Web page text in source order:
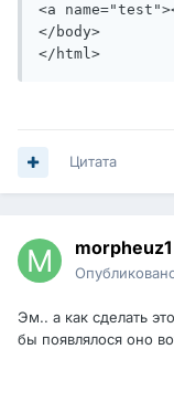
<a
</body>
</html>
Цитата
morpheuz1
Эм.. а как сделать
бы появлялося оно